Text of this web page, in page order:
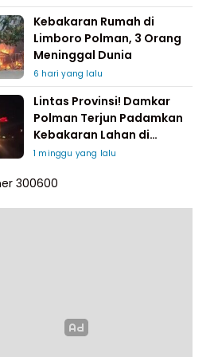
Kebakaran Rumah di
Limboro Polman, 3 Orang
Meninggal Dunia
6 hari yang lalu
Lintas Provinsi! Damkar
Polman Terjun Padamkan
Kebakaran Lahan di
Pinrang
1 minggu yang lalu